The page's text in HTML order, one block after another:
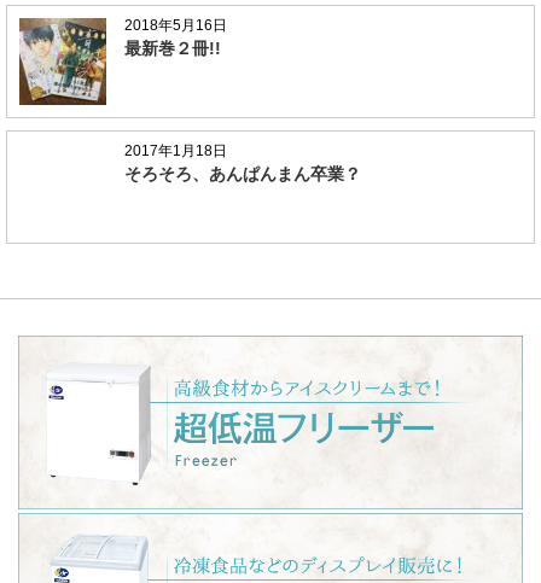
2018年5月16日
最新巻２冊!!
2017年1月18日
そろそろ、あんぱんまん卒業？